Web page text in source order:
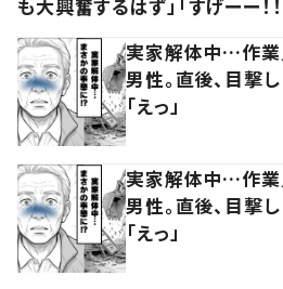
も大興奮するはず」「すげーー！！
実家解体中…作業
男性。直後、目撃
「えっ」
実家解体中…作業
男性。直後、目撃
「えっ」